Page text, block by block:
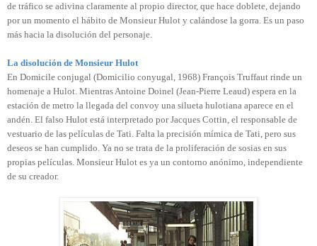
de tráfico se adivina claramente al propio director, que hace doblete, dejando
por un momento el hábito de Monsieur Hulot y calándose la gorra. Es un paso
más hacia la disolución del personaje.
La disolución de Monsieur Hulot
En Domicile conjugal (Domicilio conyugal, 1968) François Truffaut rinde un
homenaje a Hulot. Mientras Antoine Doinel (Jean-Pierre Leaud) espera en la
estación de metro la llegada del convoy una silueta hulotiana aparece en el
andén. El falso Hulot está interpretado por Jacques Cottin, el responsable de
vestuario de las películas de Tati. Falta la precisión mímica de Tati, pero sus
deseos se han cumplido. Ya no se trata de la proliferación de sosias en sus
propias películas. Monsieur Hulot es ya un contorno anónimo, independiente
de su creador.